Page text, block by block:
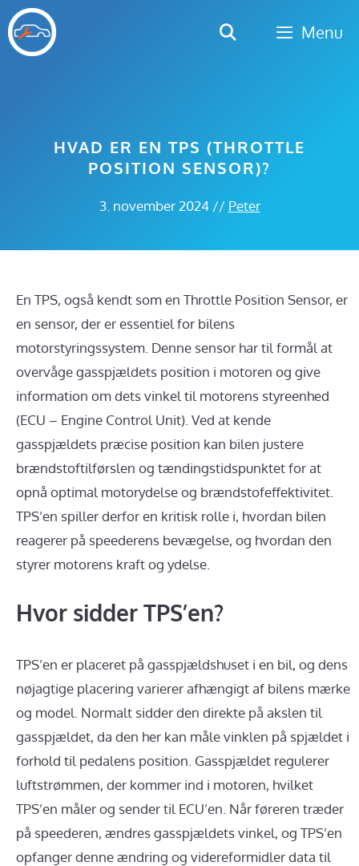
Hop
til
indhold
Menu
HVAD ER EN TPS (THROTTLE
POSITION SENSOR)?
3. november 2024// Peter
En TPS, også kendt som en Throttle Position Sensor, er
en sensor, der er essentiel for bilens
motorstyringssystem. Denne sensor har til formål at
overvåge gasspjældets position i motoren og give
information om dets vinkel til motorens styreenhed
(ECU – Engine Control Unit). Ved at kende
gasspjældets præcise position kan bilen justere
brændstoftilførslen og tændingstidspunktet for at
opnå optimal motorydelse og brændstofeffektivitet.
TPS’en spiller derfor en kritisk rolle i, hvordan bilen
reagerer på speederens bevægelse, og hvordan den
styrer motorens kraft og ydelse.
Hvor sidder TPS’en?
TPS’en er placeret på gasspjældshuset i en bil, og dens
nøjagtige placering varierer afhængigt af bilens mærke
og model. Normalt sidder den direkte på akslen til
gasspjældet, da den her kan måle vinklen på spjældet i
forhold til pedalens position. Gasspjældet regulerer
luftstrømmen, der kommer ind i motoren, hvilket
TPS’en måler og sender til ECU’en. Når føreren træder
på speederen, ændres gasspjældets vinkel, og TPS’en
opfanger denne ændring og videreformidler data til